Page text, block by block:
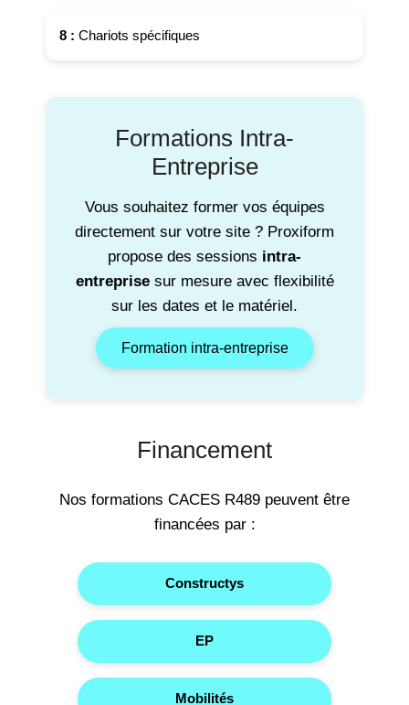
8 : Chariots spécifiques
Formations Intra-
Entreprise
Vous souhaitez former vos équipes
directement sur votre site ? Proxiform
propose des sessions intra-
entreprisesur mesure avec flexibilité
sur les dates et le matériel.
Formation intra-entreprise
Financement
Nos formations CACES R489 peuvent être
financées par :
Constructys
EP
Mobilités